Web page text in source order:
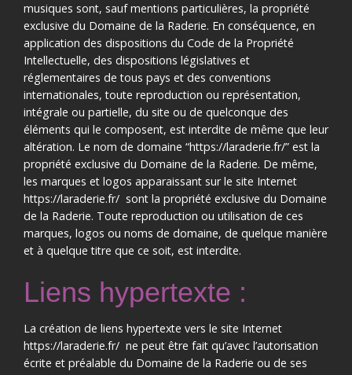
musiques sont, sauf mentions particulières, la propriété
exclusive du Domaine de la Raderie. En conséquence, en
application des dispositions du Code de la Propriété
Intellectuelle, des dispositions législatives et
réglementaires de tous pays et des conventions
internationales, toute reproduction ou représentation,
intégrale ou partielle, du site ou de quelconque des
éléments qui le composent, est interdite de même que leur
altération. Le nom de domaine “https://laraderie.fr/” est la
propriété exclusive du Domaine de la Raderie. De même,
les marques et logos apparaissant sur le site Internet
https://laraderie.fr/ sont la propriété exclusive du Domaine
de la Raderie. Toute reproduction ou utilisation de ces
marques, logos ou noms de domaine, de quelque manière
et à quelque titre que ce soit, est interdite.
Liens hypertexte :
La création de liens hypertexte vers le site Internet
https://laraderie.fr/ ne peut être fait qu’avec l’autorisation
écrite et préalable du Domaine de la Raderie ou de ses